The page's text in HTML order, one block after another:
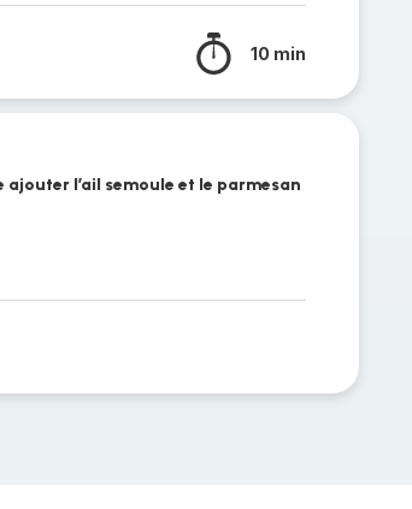
10 min
l’ail semoule et le parmesan